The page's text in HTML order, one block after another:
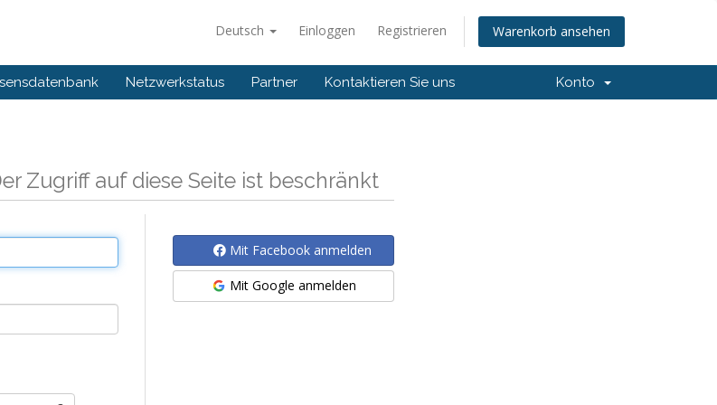
Deutsch Einloggen Registrieren Warenkorb ansehen
Netzwerkstatus Partner Kontaktieren Sie uns Konto
Zugriff auf diese Seite ist beschränkt
Mit Facebook anmelden
Mit Google anmelden